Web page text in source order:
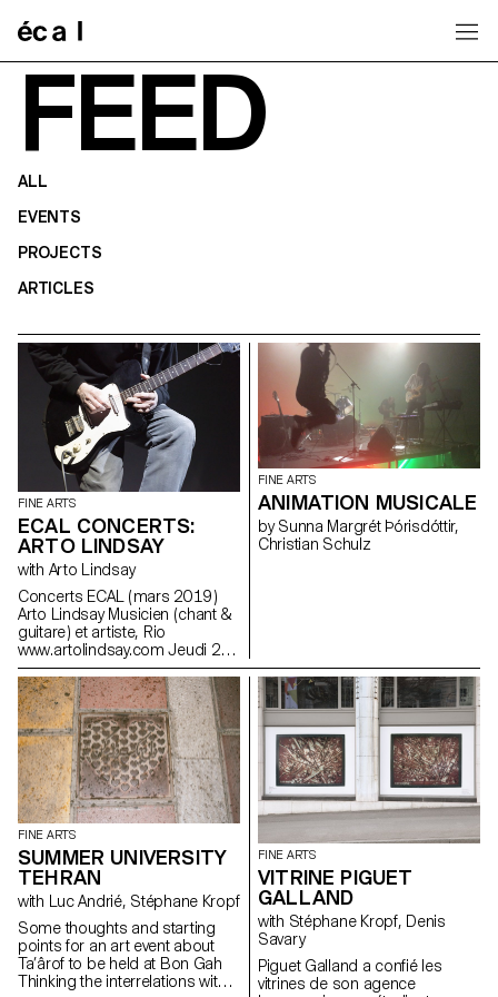
FEED
ALL
EVENTS
PROJECTS
ARTICLES
FINE ARTS
ECAL CONCERTS:
ARTO LINDSAY
with Arto Lindsay
Concerts ECAL ( mars 2019 )
Arto Lindsay Musicien ( chant &
guitare ) et artiste, Rio
www.artolindsay.com Jeudi 21
mars à 19h30 Studio Cinéma,
ECAL Entrée libre Né en 1953,
Arto Lindsay se situe à
l’intersection de la musique et
de l’art depuis plus de quatre
décennies. En tant que membre
de DNA, il a contribué à la
fondation de la No Wave fin des
années 70 à New York. Il a
ensuite développé une
musique pop extrêmement
subversive, un mélange de
styles américain et brésilien,
notamment avec Ambitious
Lovers. Au cours de sa carrière,
Lindsay a également collaboré
avec des artistes visuels et
musicaux, dont Vito Acconci,
Laurie Anderson, Animal
FINE ARTS
ANIMATION MUSICALE
by Sunna Margrét Þórisdóttir,
Christian Schulz
FINE ARTS
SUMMER UNIVERSITY
TEHRAN
with Luc Andrié, Stéphane Kropf
Some thoughts and starting
points for an art event about
Ta’ârof to be held at Bon Gah
Thinking the interrelations within
FINE ARTS
VITRINE PIGUET
GALLAND
with Stéphane Kropf, Denis
Savary
Piguet Galland a confié les
vitrines de son agence